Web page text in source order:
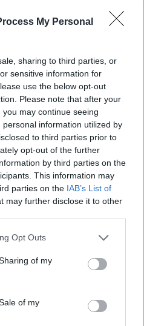
My Personal
sharing to third parties, or
sensitive information for
use the below opt-out
Please note that after your
may continue seeing
information utilized by
to third parties prior to
opt-out of the further
by third parties on the
This information may
parties on the IAB’s List of
may further disclose it to other
Opt Outs
of my
of my
3 6
le 9 septembre 2023 à
Olivia Rodrigo